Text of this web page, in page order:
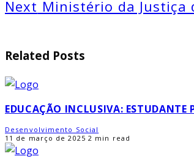
Next Ministério da Justiça
Related Posts
EDUCAÇÃO INCLUSIVA:
Desenvolvimento Social
11 de março de 2025 2 min read